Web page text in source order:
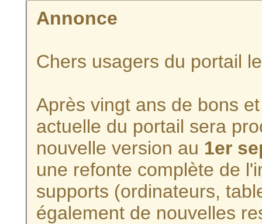
Annonce
Chers usagers du portail
Après vingt ans de bons
actuelle du portail sera
nouvelle version au 1er
une refonte complète de
supports (ordinateurs,
également de nouvelles